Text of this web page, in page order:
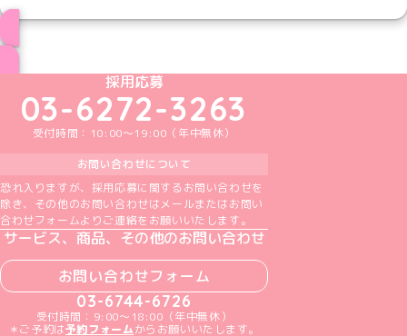
めいどりーみんTikTok公式アカウント
めいどりーみんX公式アカウント
めいどりーみんInstagram公式アカウント
めいどりーみんFacebook公式アカウン
めいどりーみんYouTube公式アカ
採用応募
03-6272-3263
受付時間：10:00～19:00（年中無休）
お問い合わせについて
恐れ入りますが、採用応募に関するお問い合わせを
除き、その他のお問い合わせはメールまたはお問い
合わせフォームよりご連絡をお願いいたします。
サービス、商品、その他のお問い合わせ
お問い合わせフォーム
03-6744-6726
受付時間：9:00～18:00（年中無休）
＊ご予約は予約フォームからお願いいたします。